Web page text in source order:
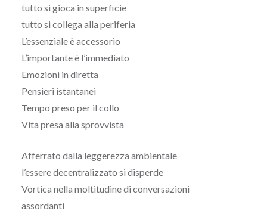
tutto si gioca in superficie
tutto si collega alla periferia
L’essenziale è accessorio
L’importante è l’immediato
Emozioni in diretta
Pensieri istantanei
Tempo preso per il collo
Vita presa alla sprovvista
Afferrato dalla leggerezza ambientale
l’essere decentralizzato si disperde
Vortica nella moltitudine di conversazioni
assordanti